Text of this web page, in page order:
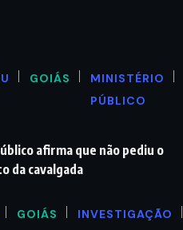
GOIÁS
MINISTÉRIO
PÚBLICO
afirma que não pediu o
da cavalgada
GOIÁS INVESTIGAÇÃO